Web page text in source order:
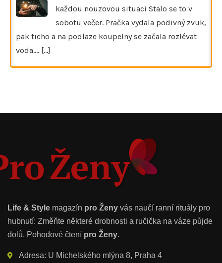
každou nouzovou situaci Stalo se to v
sobotu večer. Pračka vydala podivný zvuk,
pak ticho a na podlaze koupelny se začala rozlévat
voda.… [...]
Life & Style magazín pro Ženy vás naučí ranní rituály pro
hubnutí: Změňte některé drobnosti a ručička na váze půjde
dolů. Pohodové čtení pro Ženy.
Adresa: U Michelského mlýna 8, Praha 4